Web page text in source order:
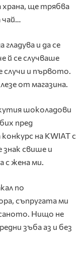
храна, ще трябва
и да се
й се случваше
и първото.
от магазина.
шоколадови
пред
на KWIAT с
знак свише и
с жена ми.
по
съпругата ми
Нищо не
зъба аз и без